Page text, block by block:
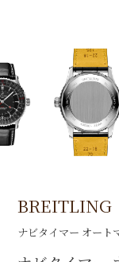
BREITLING
ナビタイマー オー